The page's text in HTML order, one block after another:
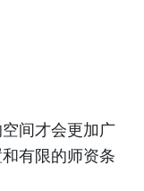
间才会更加广
有限的师资条